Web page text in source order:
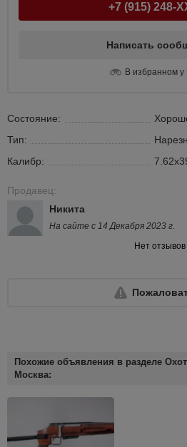
+7 (915) 248-
Написать
В избранном у
Состояние:
Тип:
Калибр:
Продавец:
Никита
На сайте с 14 Декабря 2023 г.
Нет отзывов
Похожие объявления в разделе
Москва: